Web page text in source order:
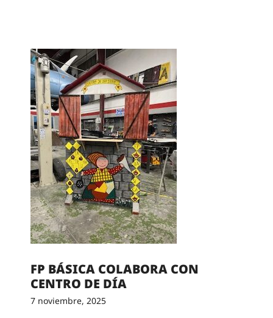
FP BÁSICA COLABORA CON
CENTRO DE DÍA
7 noviembre, 2025